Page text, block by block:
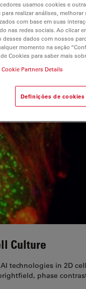
Culture
technologies in 2D
phase
usamos cookies e
realizar análises,
com base em suas
nas redes sociais. Ao clicar
dados com nossos
momento na seção
Cookies para saber mais
Partners Details
Definições de cookies